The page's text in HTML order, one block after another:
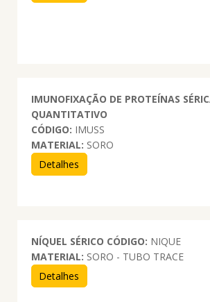
IMUNOFIXAÇÃO DE PROTEÍNAS
QUANTITATIVO
CÓDIGO: IMUSS
MATERIAL: SORO
Detalhes
NÍQUEL SÉRICO CÓDIGO: NIQUE
MATERIAL: SORO - TUBO TRACE
Detalhes